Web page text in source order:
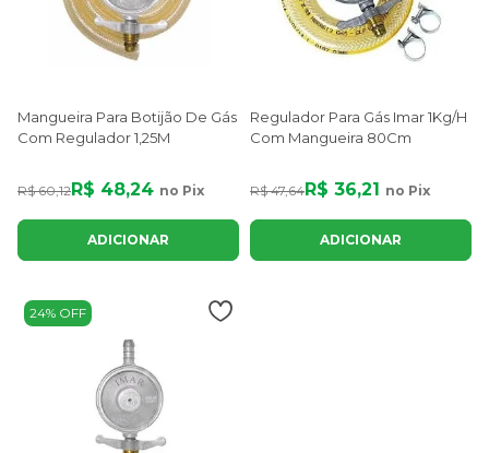
Mangueira Para Botijão De Gás
Com Regulador 1,25M
R$ 60,12R$ 48,24 no Pix
ADICIONAR
Regulador Para Gás Imar 1Kg/H
Com Mangueira 80Cm
R$ 47,64R$ 36,21 no Pix
ADICIONAR
24% OFF